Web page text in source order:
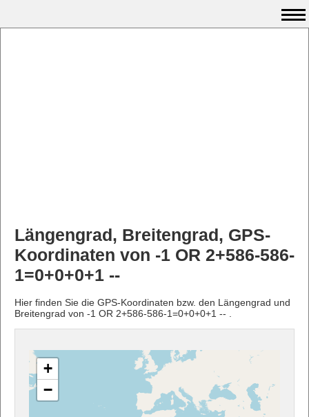
Längengrad, Breitengrad, GPS-
Koordinaten von -1 OR 2+586-586-
1=0+0+0+1 --
Hier finden Sie die GPS-Koordinaten bzw. den Längengrad und
Breitengrad von -1 OR 2+586-586-1=0+0+0+1 -- .
+
−